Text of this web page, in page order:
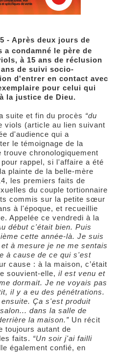
- Après deux jours de
condamné le père de
à 15 ans de réclusion
de suivi socio-
d'entrer en contact avec
pour celui qui
la justice de Dieu.
suite et fin du procès “du
viols (article au lien suivant
d'audience qui a
le témoignage de la
chronologiquement
rappel, si l'affaire a été
plainte de la belle-mère
les premiers faits de
du couple tortionnaire
commis sur la petite sœur
à l'époque, et recueillie
Appelée ce vendredi à la
début c'était bien. Puis
cette année-là. Je suis
à mesure je ne me sentais
à cause de ce qui s'est
cause : à la maison, c’était
souvient-elle, il est venu et
dormait. Je ne voyais pas
il y a eu des pénétrations.
Ça s'est produit
dans la salle de
la maison.” Un récit
toujours autant de
faits. “Un soir j'ai failli
également confié, en